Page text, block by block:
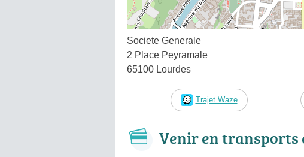
Societe Generale
2 Place Peyramale
65100 Lourdes
Trajet Waze
Venir en transports